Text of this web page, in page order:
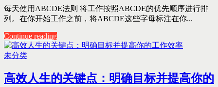
每天使用ABCDE法则 将工作按照ABCDE的优先顺序进行排
列。在你开始工作之前，将ABCDE这些字母标注在你...
Continue reading
未分类
高效人生的关键点：明确目标并提高你的